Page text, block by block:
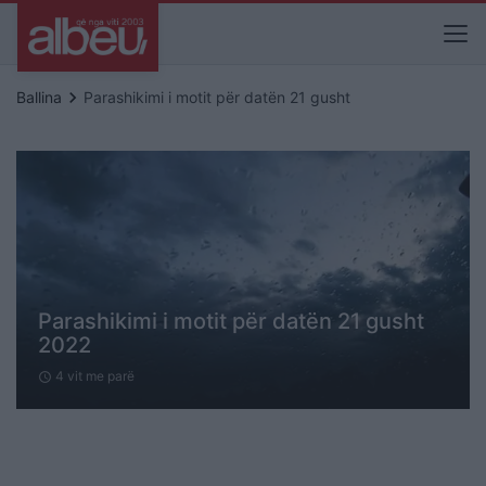
Ballina keyboard_arrow_right Parashikimi i motit për datën 21 gusht
Parashikimi i motit për datën 21 gusht
2022
schedule 4 vit me parë